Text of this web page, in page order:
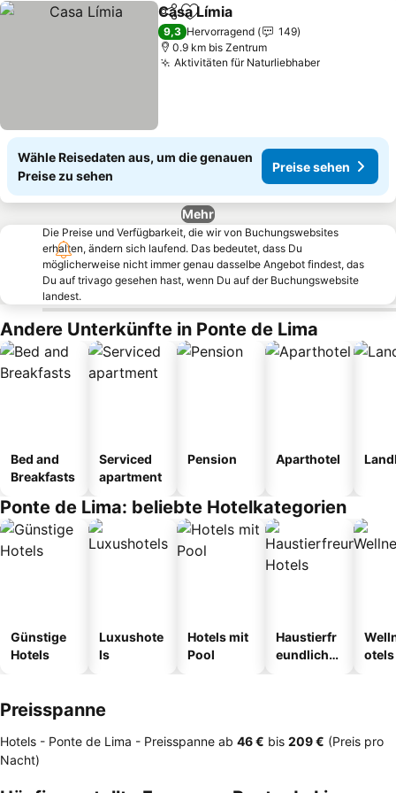
TeilenZu Favoriten hinzufügen
Casa Límia
9,3 Hervorragend
149
0.9 km bis Zentrum
Aktivitäten für NaturliebhaberPreise
Wähle Reisedaten aus, um die genauen
Preise zu sehen
Preise sehen
Mehr
Die Preise und Verfügbarkeit, die wir von Buchungswebsites
erhalten, ändern sich laufend. Das bedeutet, dass Du
möglicherweise nicht immer genau dasselbe Angebot findest, das
Du auf trivago gesehen hast, wenn Du auf der Buchungswebsite
landest.
Andere Unterkünfte in Ponte de Lima
Bed and
Breakfasts
Serviced
apartment
Pension Aparthotel
Ponte de Lima: beliebte Hotelkategorien
Günstige
Hotels
Luxushote
ls
Hotels mit
Pool
Haustierfr
eundliche
otels
Preisspanne
Hotels - Ponte de Lima - Preisspanne ab ‎46 € bis ‎209 € (Preis pro
Nacht)